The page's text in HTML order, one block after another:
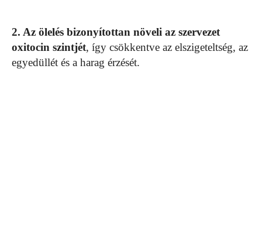
2. Az ölelés bizonyítottan növeli az szervezet
oxitocin szintjét, így csökkentve az elszigeteltség, az
egyedüllét és a harag érzését.